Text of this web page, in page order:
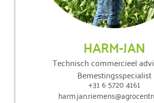
HARM-JAN
Technisch commercieel
Bemestingsspecialist
+31 6 5720 4161